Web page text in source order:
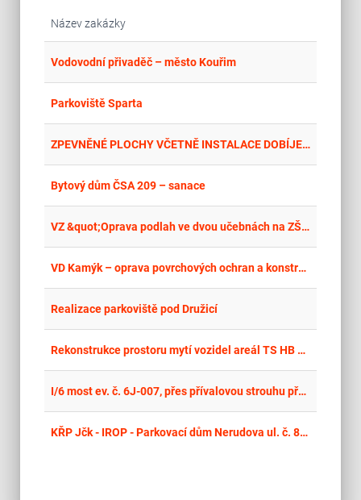
Název zakázky
Vodovodní přivaděč – město Kouřim
Parkoviště Sparta
ZPEVNĚNÉ PLOCHY VČETNĚ INSTALACE DOBÍJECÍCH STANIC A CYKLO STOJANŮ U OBJEKTU ŠVÝCÁRNA, SLATIŇANY
Bytový dům ČSA 209 – sanace
VZ &quot;Oprava podlah ve dvou učebnách na ZŠ Studénka 1&quot;
VD Kamýk – oprava povrchových ochran a konstrukce segmentového uzávěru č. 3
Realizace parkoviště pod Družicí
Rekonstrukce prostoru mytí vozidel areál TS HB U Cihláře, Havlíčkův Brod
I/6 most ev. č. 6J-007, přes přívalovou strouhu před obcí Pavlov – celková oprava
KŘP Jčk - IROP - Parkovací dům Nerudova ul. č. 860, České Budějovice